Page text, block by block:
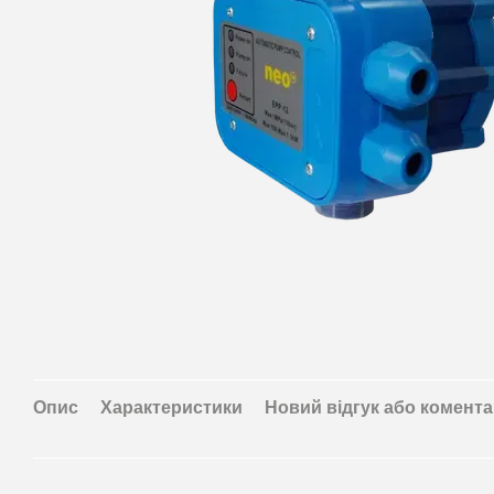
Опис Характеристики Новий відгук або